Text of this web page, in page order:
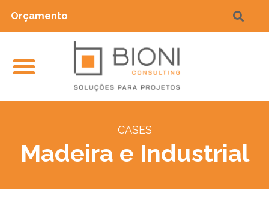
Orçamento
CASES
Madeira e Industrial